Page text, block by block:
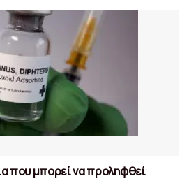
που μπορεί να προληφθεί